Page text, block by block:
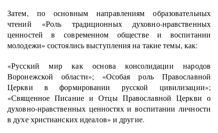
Затем, по основным направлениям образовательных
чтений «Роль традиционных духовно-нравственных
ценностей в современном обществе и воспитании
молодежи» состоялись выступления на такие темы, как:
«Русский мир как основа консолидации народов
Воронежской области»; «Особая роль Православной
Церкви в формировании русской цивилизации»;
«Священное Писание и Отцы Православной Церкви о
духовно-нравственных ценностях и воспитании личности
в духе христианских идеалов» и другие.